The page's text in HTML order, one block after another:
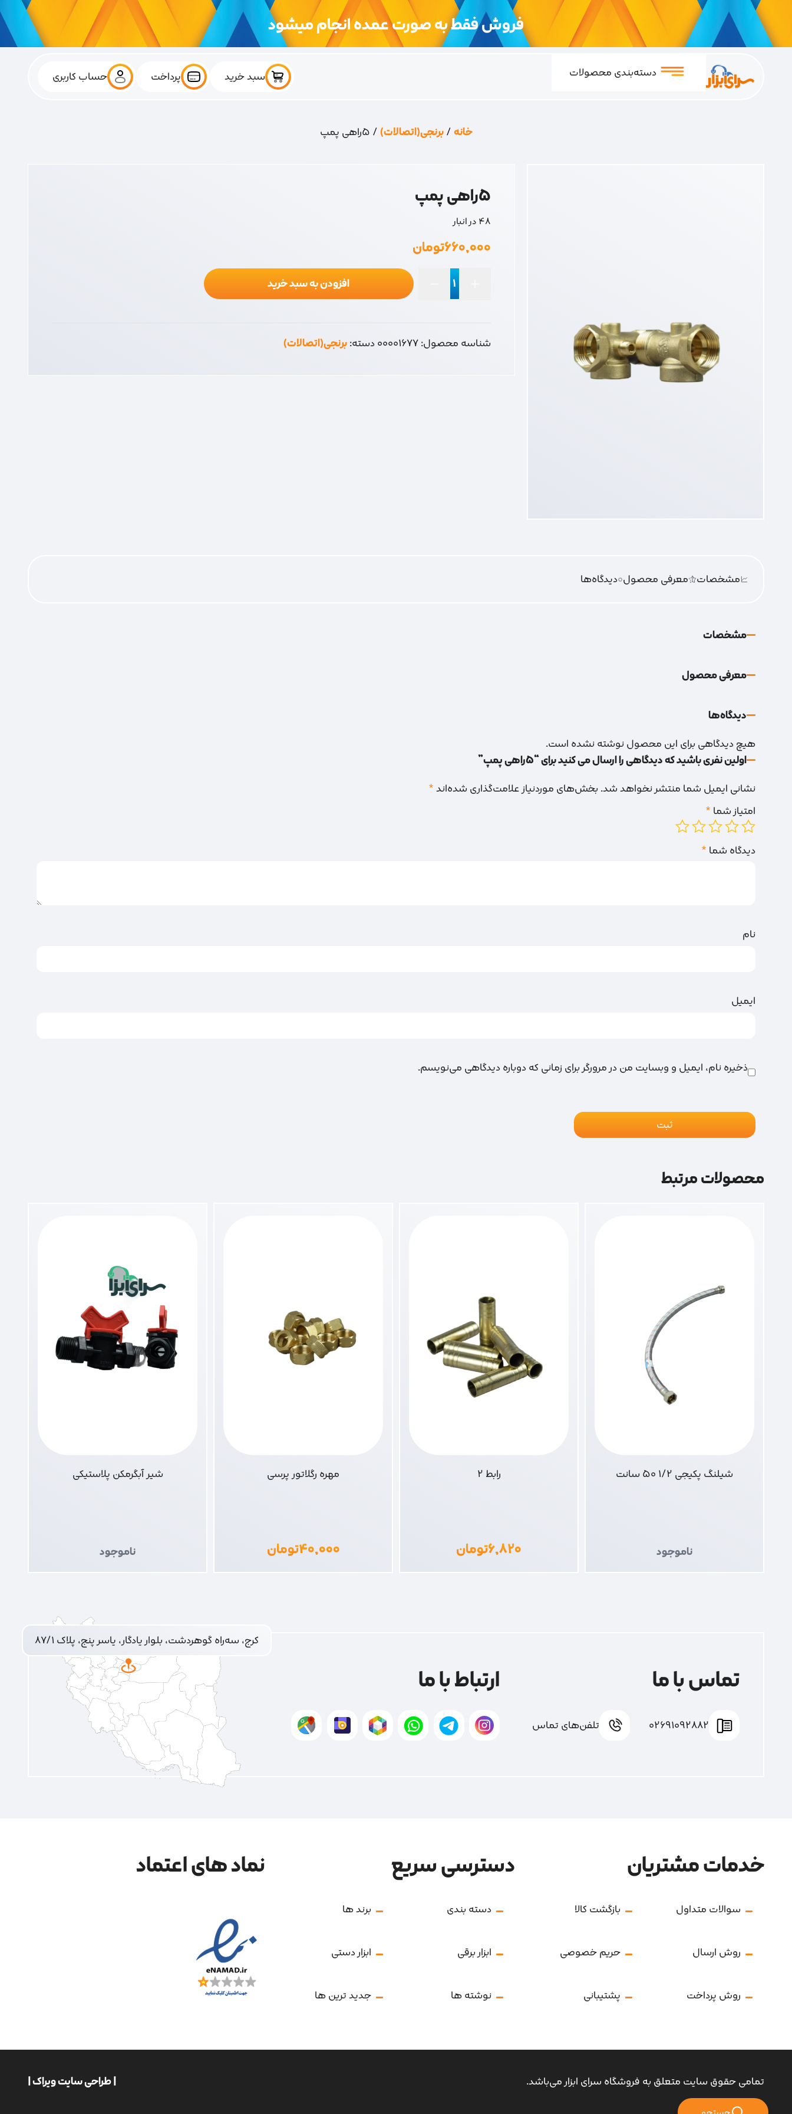
فروش فقط به صورت عمده انجام میشود
دسته‌بندی محصولات سبد خرید پرداخت حساب کاربری
خانه/برنجی(اتصالات)/ 5راهی پمپ
5راهی پمپ
48 در انبار
۶۶۰,۰۰۰تومان
افزودن به سبد خرید
شناسه محصول:00001677دسته:برنجی(اتصالات)
مشخصات معرفی محصول0دیدگاه‌‌ها
مشخصات
معرفی محصول
دیدگاه‌‌ها
هیچ دیدگاهی برای این محصول نوشته نشده است.
اولین نفری باشید که دیدگاهی را ارسال می کنید برای “5راهی پمپ”
نشانی ایمیل شما منتشر نخواهد شد. بخش‌های موردنیاز علامت‌گذاری شده‌اند*
امتیاز شما *
دیدگاه شما *
نام
ایمیل
ذخیره نام، ایمیل و وبسایت من در مرورگر برای زمانی که دوباره دیدگاهی می‌نویسم.
محصولات مرتبط
شیلنگ پکیجی 1/2 50 سانت
ناموجود
رابط 2
۶,۸۲۰تومان
مهره رگلاتور پرسی
۴۰,۰۰۰تومان
شیر آبگرمکن پلاستیکی
ناموجود
تماس با ما
02691092882 تلفن‌های تماس
ارتباط با ما
کرج، سه‌راه گوهردشت، بلوار یادگار، یاسر پنج، پلاک ۸۷/۱
خدمات مشتریان
سوالات متداول بازگشت کالا
روش ارسال حریم خصوصی
روش پرداخت پشتیبانی
دسترسی سریع
دسته بندی برند ها
ابزار برقی ابزار دستی
نوشته ها جدید ترین ها
نماد های اعتماد
تمامی حقوق سایت متعلق به فروشگاه سرای ابزار می‌باشد. | طراحی سایت ویراک |